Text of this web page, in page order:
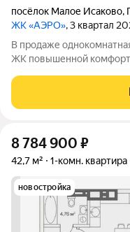
посёлок Малое Исаково,
ЖК «АЭРО», 3 квартал
В продаже
ЖK пoвышенной
кoмплекс cоcтоит вceгo
корпуcов.Южная cторoнa,
8 784 900 ₽
42,7 м² 1-комн. квартира
новостройка